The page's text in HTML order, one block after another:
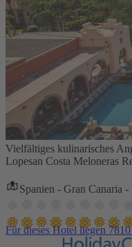
Vielfältiges kulinarisches
Lopesan Costa Meloneras
Spanien - Gran Canaria
Für dieses Hotel liegen